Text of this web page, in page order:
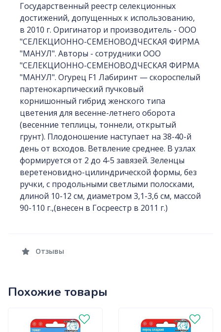
Государственный реестр селекционных
достижений, допущенных к использованию,
в 2010 г. Оригинатор и производитель - ООО
"СЕЛЕКЦИОННО-СЕМЕНОВОДЧЕСКАЯ ФИРМА
"МАНУЛ". Авторы - сотрудники ООО
"СЕЛЕКЦИОННО-СЕМЕНОВОДЧЕСКАЯ ФИРМА
"МАНУЛ". Огурец F1 Лабиринт — скороспелый
партенокарпический пучковый
корнишонный гибрид женского типа
цветения для весенне-летнего оборота
(весенние теплицы, тоннели, открытый
грунт). Плодоношение наступает на 38-40-й
день от всходов. Ветвление среднее. В узлах
формируется от 2 до 4-5 завязей. Зеленцы
веретеновидно-цилиндрической формы, без
ручки, с продольными светлыми полосками,
длиной 10-12 см, диаметром 3,1-3,6 см, массой
90-110 г.,(внесен в Госреестр в 2011 г.)
Отзывы
Похожие товары